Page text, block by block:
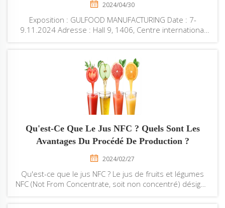
2024/04/30
Exposition : GULFOOD MANUFACTURING Date : 7-
9.11.2024 Adresse : Hall 9, 1406, Centre international
Qu'est-Ce Que Le Jus NFC ? Quels Sont Les
Avantages Du Procédé De Production ?
2024/02/27
Qu'est-ce que le jus NFC ? Le jus de fruits et légumes
NFC (Not From Concentrate, soit non concentré) désigne